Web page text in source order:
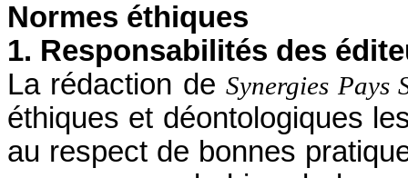
Normes éthiques
1. Responsabilités des
La rédaction deSynergies Pays
éthiques et déontologiques
au respect de bonnes